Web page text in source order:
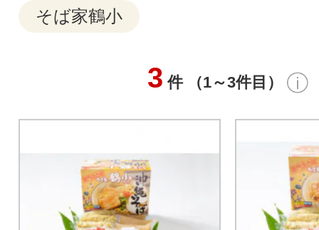
そば家鶴小
3 件 （1～3件目）